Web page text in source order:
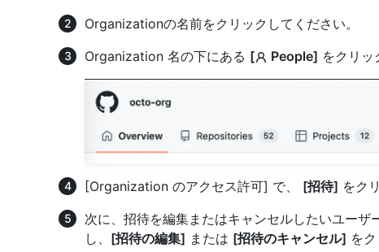
Organizationの名前をクリックしてください。
Organization 名の下にある [ People] をクリッ
[Organization のアクセス許可] で、 [招待] をク
次に、招待を編集またはキャンセルしたいユーザ
し、 [招待の編集] または [招待のキャンセル] を